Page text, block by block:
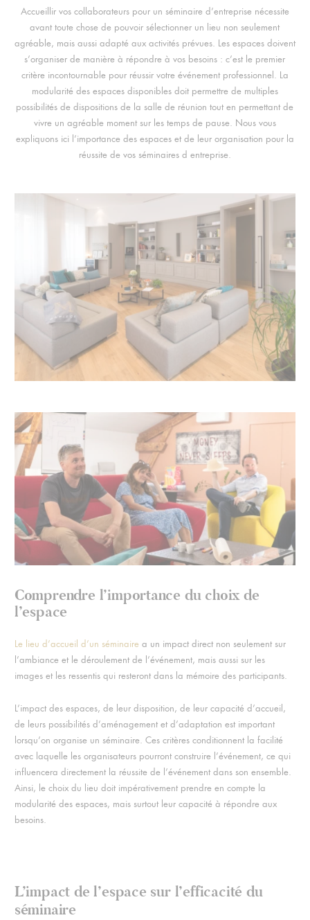
Accueillir vos collaborateurs pour un séminaire d’entreprise nécessite
avant toute chose de pouvoir sélectionner un lieu non seulement
agréable, mais aussi adapté aux activités prévues. Les espaces doivent
s’organiser de manière à répondre à vos besoins : c’est le premier
critère incontournable pour réussir votre événement professionnel. La
modularité des espaces disponibles doit permettre de multiples
possibilités de dispositions de la salle de réunion tout en permettant de
vivre un agréable moment sur les temps de pause. Nous vous
expliquons ici l’importance des espaces et de leur organisation pour la
réussite de vos séminaires d entreprise.
Comprendre l’importance du choix de
l’espace
Le lieu d’accueil d’un séminaire a un impact direct non seulement sur
l’ambiance et le déroulement de l’événement, mais aussi sur les
images et les ressentis qui resteront dans la mémoire des participants.
L’impact des espaces, de leur disposition, de leur capacité d’accueil,
de leurs possibilités d’aménagement et d’adaptation est important
lorsqu’on organise un séminaire. Ces critères conditionnent la facilité
avec laquelle les organisateurs pourront construire l’événement, ce qui
influencera directement la réussite de l’événement dans son ensemble.
Ainsi, le choix du lieu doit impérativement prendre en compte la
modularité des espaces, mais surtout leur capacité à répondre aux
besoins.
L’impact de l’espace sur l’efficacité du
séminaire